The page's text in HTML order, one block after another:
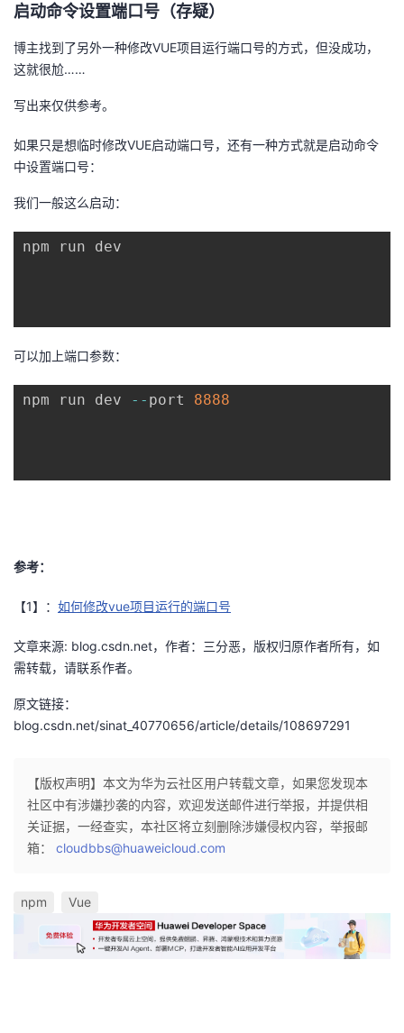
学
的
课
程
我
的
认
我
的
我
藏
我
技
术
支
的
云
声
启动命令设置端口号（存疑）
博主找到了另外一种修改VUE项目运行端口号的方式，但没成功，
这就很尬……
写出来仅供参考。
如果只是想临时修改VUE启动端口号，还有一种方式就是启动命令
中设置端口号：
我们一般这么启动：
npm run dev
可以加上端口参数：
npm run dev -- port 8888
参考：
【1】： 如何修改vue项目运行的端口号
文章来源: blog.csdn.net，作者：三分恶，版权归原作者所有，如
需转载，请联系作者。
原文链接：
blog.csdn.net/sinat_40770656/article/details/108697291
【版权声明】本文为华为云社区用户转载文章，如果您发现本
社区中有涉嫌抄袭的内容，欢迎发送邮件进行举报，并提供相
关证据，一经查实，本社区将立刻删除涉嫌侵权内容，举报邮
箱： cloudbbs@huaweicloud.com
npm Vue